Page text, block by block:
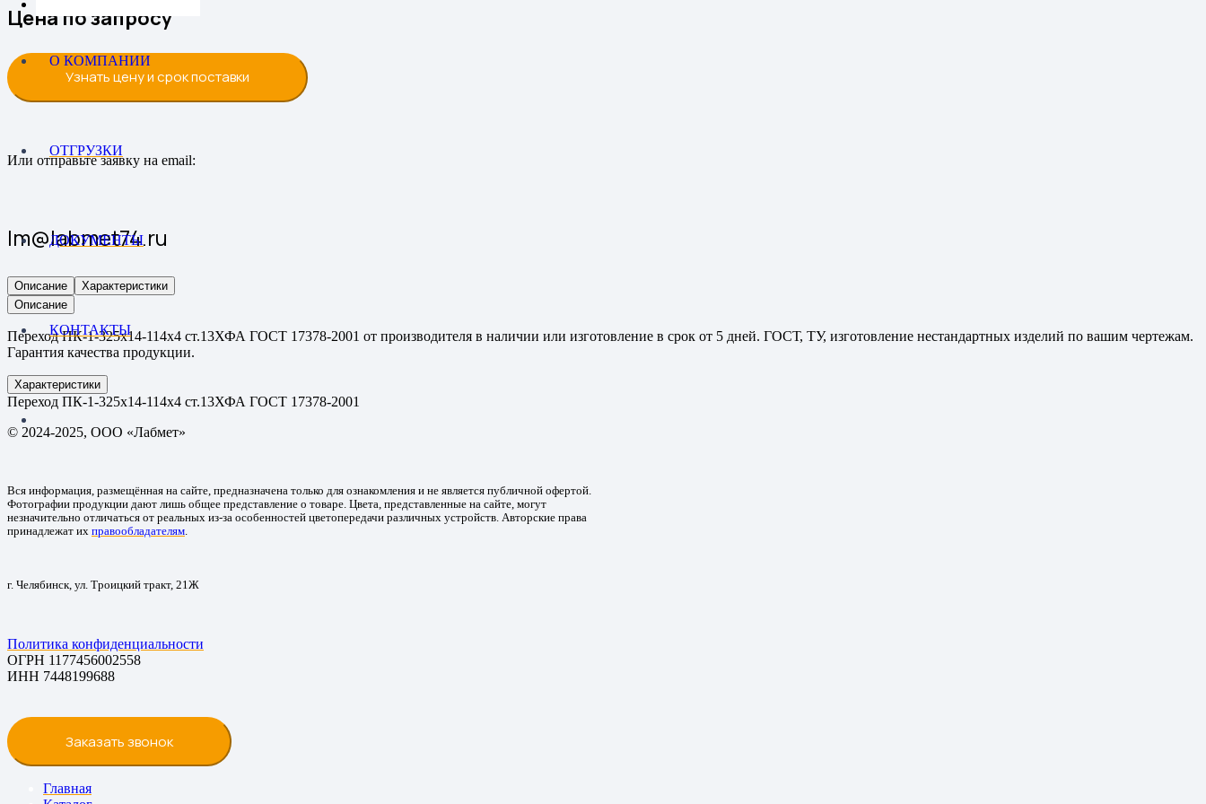
О КОМПАНИИ
ОТГРУЗКИ
ДОКУМЕНТЫ
КОНТАКТЫ
Цена по запросу
Узнать цену и срок поставки
Или отправьте заявку на email:
lm@labmet74.ru
Описание
Характеристики
Описание
Переход ПК-1-325х14-114х4 ст.13ХФА ГОСТ 17378-2001 от производителя в наличии или изготовление в срок от 5 дней. ГОСТ, ТУ, изготовление нестандартных изделий по вашим чертежам.
Гарантия качества продукции.
Характеристики
Переход ПК-1-325х14-114х4 ст.13ХФА ГОСТ 17378-2001
© 2024-2025, ООО «Лабмет»
Вся информация, размещённая на сайте, предназначена только для ознакомления и не является публичной офертой.
Фотографии продукции дают лишь общее представление о товаре. Цвета, представленные на сайте, могут
незначительно отличаться от реальных из-за особенностей цветопередачи различных устройств. Авторские права
принадлежат их правообладателям
г. Челябинск, ул. Троицкий тракт, 21Ж
Политика конфиденциальности
ОГРН 1177456002558
ИНН 7448199688
Заказать звонок
Главная